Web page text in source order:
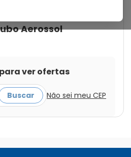
Aerossol
ver ofertas
Buscar Não sei meu CEP